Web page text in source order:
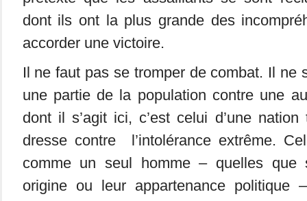
dont ils ont la plus grande des
accorder une victoire.
Il ne faut pas se tromper de combat. Il ne
une partie de la population contre une
dont il s’agit ici, c’est celui d’une
dresse contre l’intolérance extrême.
comme un seul homme – quelles que
origine ou leur appartenance politique